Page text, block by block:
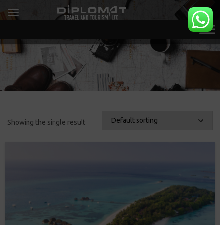
Showing the single result